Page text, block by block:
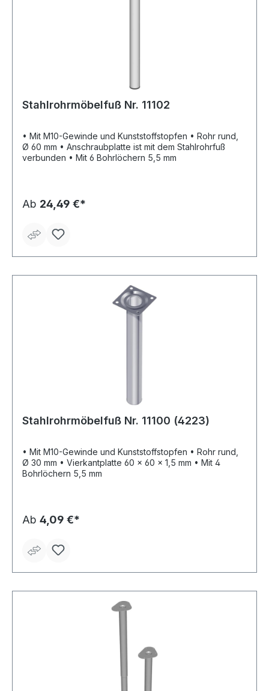
Stahlrohrmöbelfuß Nr. 11102
• Mit M10-Gewinde und Kunststoffstopfen • Rohr rund,
Ø 60 mm • Anschraubplatte ist mit dem Stahlrohrfuß
verbunden • Mit 6 Bohrlöchern 5,5 mm
Ab 24,49 €*
Stahlrohrmöbelfuß Nr. 11100 (4223)
• Mit M10-Gewinde und Kunststoffstopfen • Rohr rund,
Ø 30 mm • Vierkantplatte 60 x 60 x 1,5 mm • Mit 4
Bohrlöchern 5,5 mm
Ab 4,09 €*